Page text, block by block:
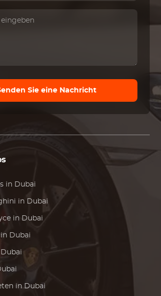
Sie eine Nachricht
in Dubai
in Dubai
in Dubai
in Dubai
in Dubai